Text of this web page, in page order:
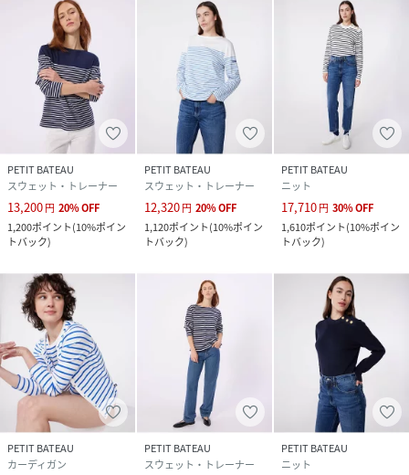
PETIT BATEAU
スウェット・トレーナー
13,200円 20%OFF
1,200ポイント(10%ポイン
トバック)
PETIT BATEAU
スウェット・トレーナー
12,320円 20%OFF
1,120ポイント(10%ポイン
トバック)
PETIT BATEAU
ニット
17,710円 30%OFF
1,610ポイント(10%ポイン
トバック)
PETIT BATEAU
カーディガン
PETIT BATEAU
スウェット・トレーナー
PETIT BATEAU
ニット